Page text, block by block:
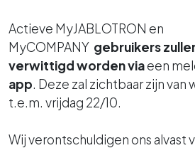
Actieve MyJABLOTRON en
MyCOMPANY gebruikers
verwittigd wordenviaeen
app. Deze zal zichtbaar zijn van
t.e.m. vrijdag 22/10.
Wij verontschuldigen ons alvast